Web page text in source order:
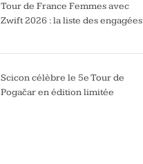
Tour de France Femmes avec
Zwift 2026 : la liste des engagées
Scicon célèbre le 5e Tour de
Pogačar en édition limitée